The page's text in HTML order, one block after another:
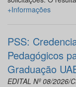
+Informações
PSS:
Pedagógicos
Graduação
EDITAL Nº 08/2026/